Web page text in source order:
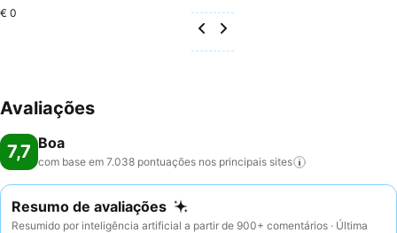
€ 0
Avaliações
7,7 Boa
com base em 7.038 pontuações nos principais sites
Resumo de avaliações
Resumido por inteligência artificial a partir de 900+ comentários · Última